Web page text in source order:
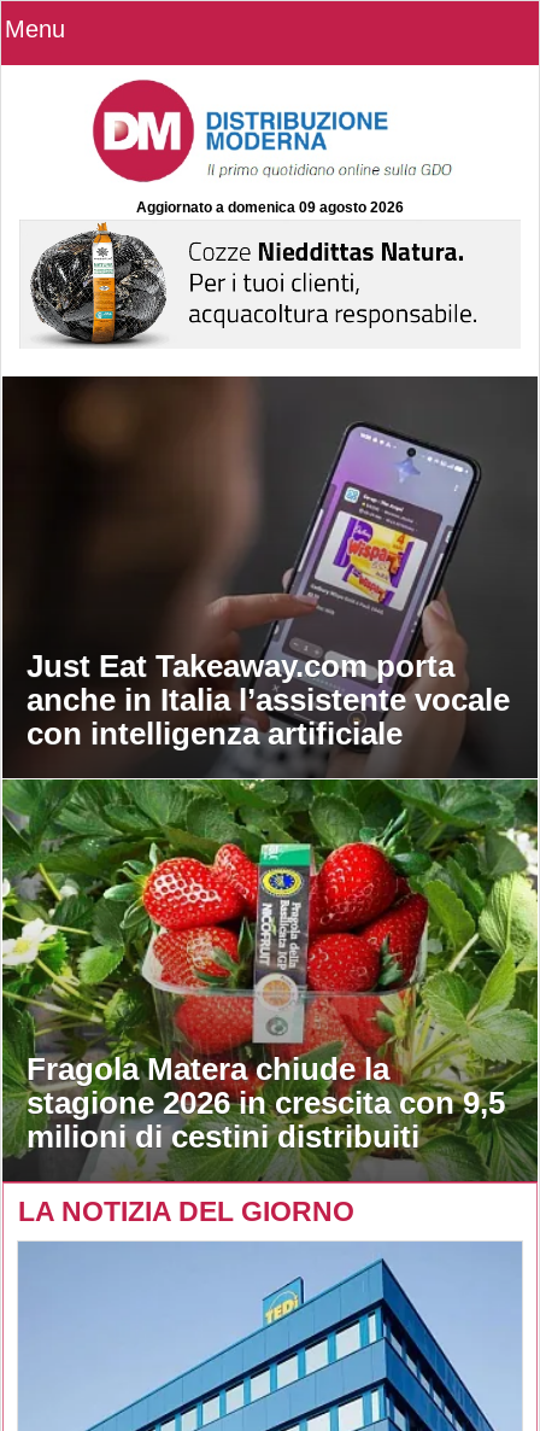
Menu
Aggiornato a domenica 09 agosto 2026
Just Eat Takeaway.com porta
anche in Italia l’assistente vocale
con intelligenza artificiale
Fragola Matera chiude la
stagione 2026 in crescita con 9,5
milioni di cestini distribuiti
LA NOTIZIA DEL GIORNO